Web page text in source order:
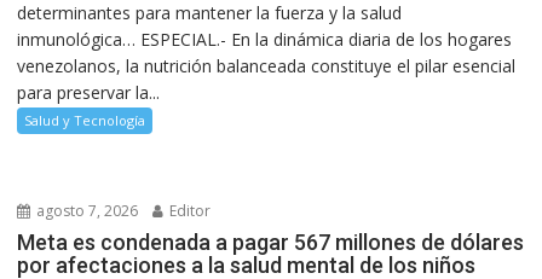
determinantes para mantener la fuerza y la salud
inmunológica… ESPECIAL.- En la dinámica diaria de los hogares
venezolanos, la nutrición balanceada constituye el pilar esencial
para preservar la...
Salud y Tecnología
agosto 7, 2026 Editor
Meta es condenada a pagar 567 millones de dólares
por afectaciones a la salud mental de los niños